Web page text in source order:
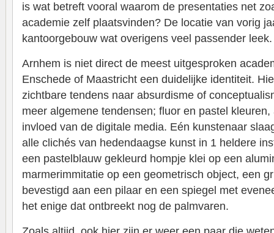
is wat betreft vooral waarom de presentaties net
academie zelf plaatsvinden? De locatie van vorig
kantoorgebouw wat overigens veel passender leek.
Arnhem is niet direct de meest uitgesproken
Enschede of Maastricht een duidelijke identiteit.
zichtbare tendens naar absurdisme of
meer algemene tendensen; fluor en pastel
invloed van de digitale media. Eén kunstenaar
alle clichés van hedendaagse kunst in 1 heldere
een pastelblauw gekleurd hompje klei op een
marmerimmitatie op een geometrisch object, een
bevestigd aan een pilaar en een spiegel met
het enige dat ontbreekt nog de palmvaren.